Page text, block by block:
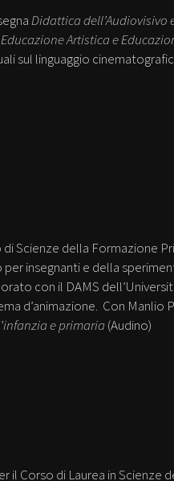
Didattica dell’Audiovisivo
Educazione Artistica e
sul linguaggio
Scienze della Formazione
per insegnanti e della
con il DAMS
d’animazione. Con Manlio
e primaria(Audino)
Corso di Laurea in Scienze